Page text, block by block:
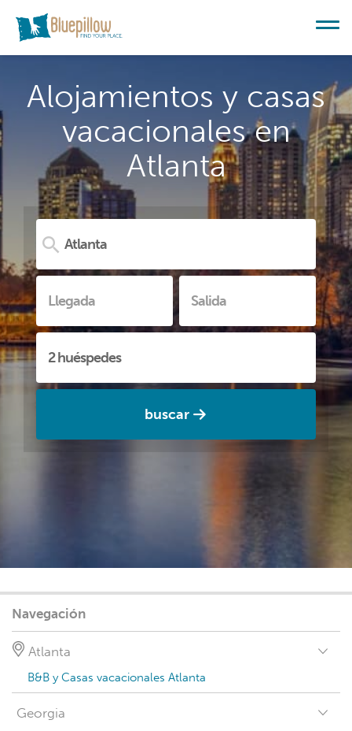
Alojamientos y casas
vacacionales en
Atlanta
buscar
Navegación
Atlanta
B&B y Casas vacacionales Atlanta
Georgia